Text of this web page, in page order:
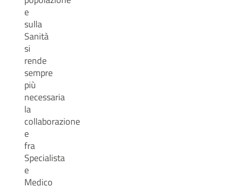
e
sulla
Sanità
si
rende
sempre
più
necessaria
la
collaborazione
e
fra
Specialista
e
Medico